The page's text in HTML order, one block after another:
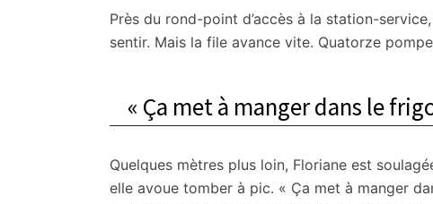
Près du rond-point d’accès à la station-
sentir. Mais la file avance vite. Quatorze
« Ça met à manger dans le
Quelques mètres plus loin, Floriane est
elle avoue tomber à pic. « Ça met à manger